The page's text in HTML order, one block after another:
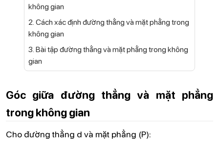
không gian
2. Cách xác định đường thẳng và mặt phẳng trong
không gian
3. Bài tập đường thẳng và mặt phẳng trong không
gian
Góc giữa đường thẳng và mặt phẳng
trong không gian
Cho đường thẳng d và mặt phẳng (P):